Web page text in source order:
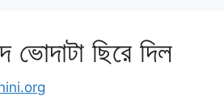
ভোদাটা ছিরে দিল